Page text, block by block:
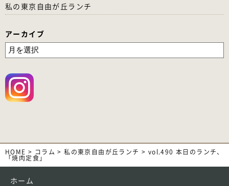
私の東京自由が丘ランチ
アーカイブ
HOME > コラム >私の東京自由が丘ランチ > vol.490 本日のランチ、
「焼肉定食」
ホーム